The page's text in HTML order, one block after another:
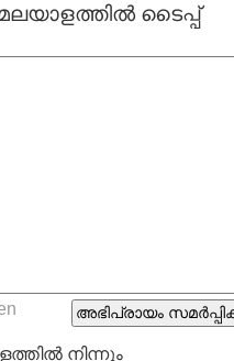
ടൈപ്പ്
നിന്നും